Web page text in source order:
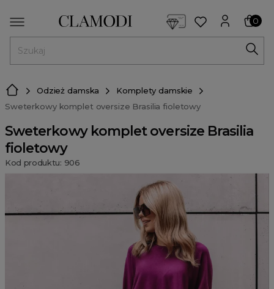
0
Odzież damska
Komplety damskie
Sweterkowy komplet oversize Brasilia fioletowy
Sweterkowy komplet oversize Brasilia
fioletowy
Kod produktu: 906